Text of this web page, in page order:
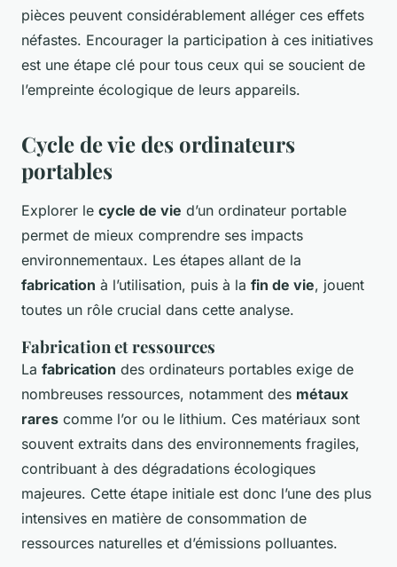
pièces peuvent considérablement alléger ces effets
néfastes. Encourager la participation à ces initiatives
est une étape clé pour tous ceux qui se soucient de
l’empreinte écologique de leurs appareils.
Cycle de vie des ordinateurs
portables
Explorer le cycle de vie d’un ordinateur portable
permet de mieux comprendre ses impacts
environnementaux. Les étapes allant de la
fabrication à l’utilisation, puis à la fin de vie, jouent
toutes un rôle crucial dans cette analyse.
Fabrication et ressources
La fabrication des ordinateurs portables exige de
nombreuses ressources, notamment des métaux
rares comme l’or ou le lithium. Ces matériaux sont
souvent extraits dans des environnements fragiles,
contribuant à des dégradations écologiques
majeures. Cette étape initiale est donc l’une des plus
intensives en matière de consommation de
ressources naturelles et d’émissions polluantes.